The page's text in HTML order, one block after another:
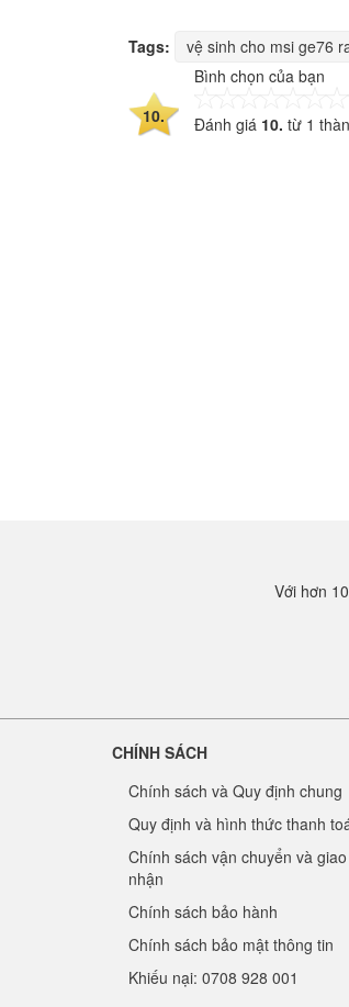
Tags: vệ sinh cho msi ge76
10.
Bình chọn của bạn
Đánh giá 10. từ 1
Với hơn
CHÍNH SÁCH
Chính sách và Quy định chung
Quy định và hình thức thanh
Chính sách vận chuyển và giao
nhận
Chính sách bảo hành
Chính sách bảo mật thông tin
Khiếu nại: 0708 928 001